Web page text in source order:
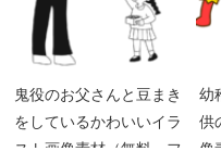
鬼役のお父さんと豆まき
をしているかわいいイラ
スト画像素材（無料 フ
幼
供
像